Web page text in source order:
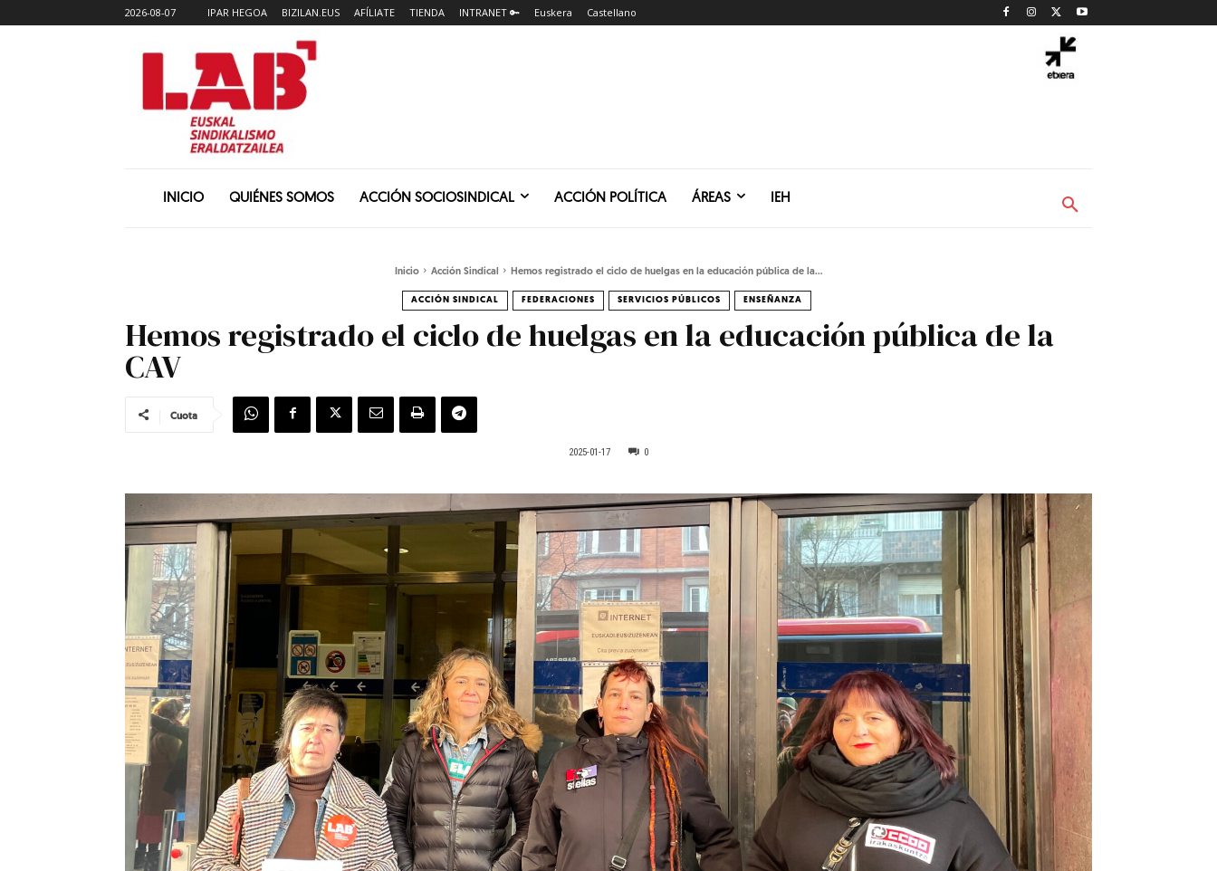
2026-08-07 IPAR HEGOA BIZILAN.EUS AFÍLIATE TIENDA INTRANET 🔑 Euskera Castellano
INICIO QUIÉNES SOMOS ACCIÓN SOCIOSINDICAL ACCIÓN POLÍTICA ÁREAS IEH
Inicio Acción Sindical Hemos registrado el ciclo de huelgas en la educación pública de la...
ACCIÓN SINDICAL FEDERACIONES SERVICIOS PÚBLICOS ENSEÑANZA
Hemos registrado el ciclo de huelgas en la educación pública de la
CAV
Cuota
2025-01-17 0